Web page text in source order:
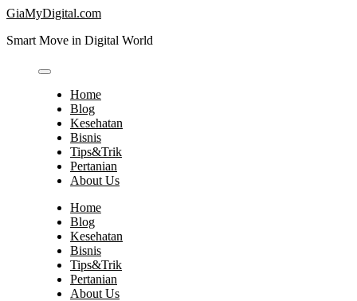
Skip
content
GiaMyDigital.com
Smart Move in Digital World
Home
Blog
Kesehatan
Bisnis
Tips&Trik
Pertanian
About Us
Home
Blog
Kesehatan
Bisnis
Tips&Trik
Pertanian
About Us